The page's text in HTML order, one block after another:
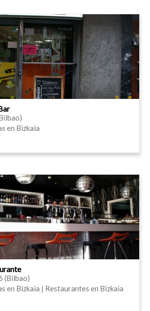
en Bizkaia
(Bilbao)
en Bizkaia | Restaurantes en Bizkaia